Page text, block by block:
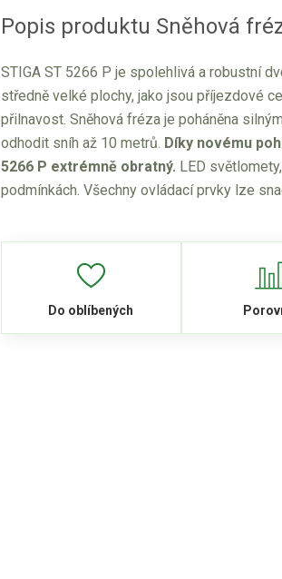
Popis produktu Sněhová
STIGA ST 5266 P je spolehlivá a robustní
středně velké plochy, jako jsou příjezdové
přilnavost. Sněhová fréza je poháněna
odhodit sníh až 10 metrů. Díky novému
5266 P extrémně obratný. LED
podmínkách. Všechny ovládací prvky lze
Do oblíbených